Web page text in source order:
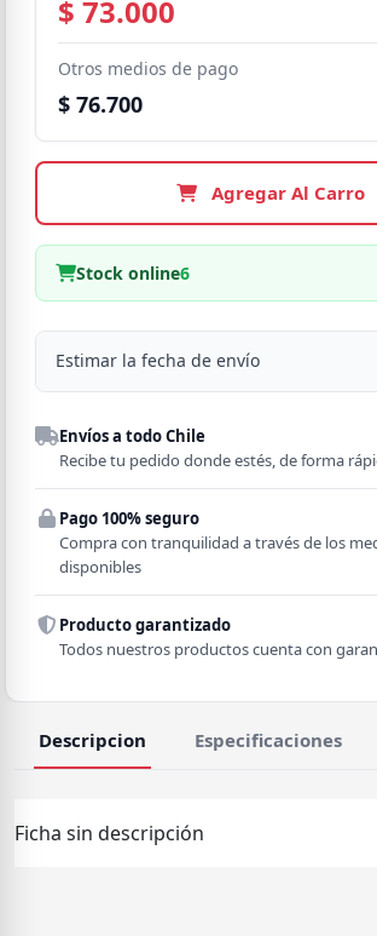
$ 73.000
Otros medios de pago
$ 76.700
Agregar Al Carro
Stock online6
Estimar la fecha de envío
Despacho a domicilio
Región
Comuna
Envíos a todo Chile
Recibe tu pedido donde estés, de forma
Pago 100% seguro
Compra con tranquilidad a través de los
disponibles
Producto garantizado
Todos nuestros productos cuenta con
Descripcion Especificaciones
Ficha sin descripción